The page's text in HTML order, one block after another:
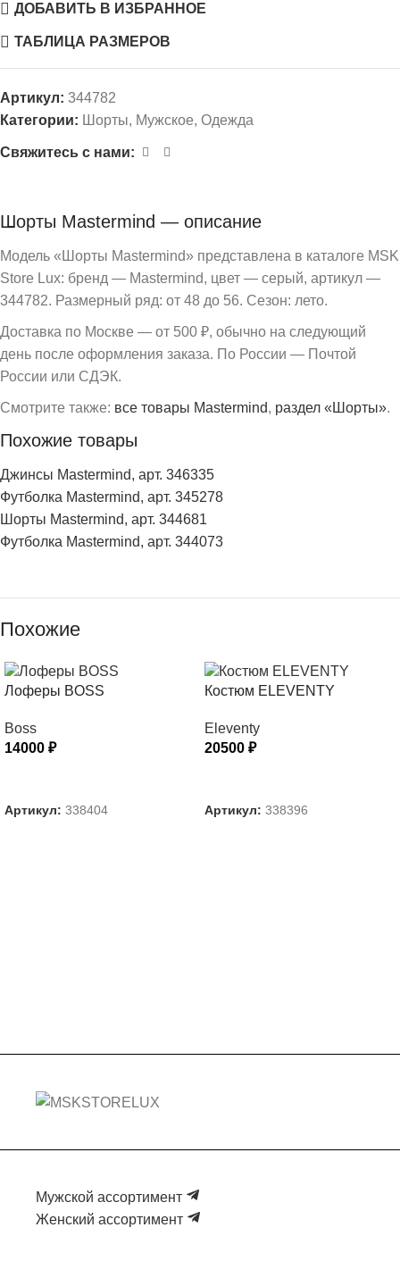
ДОБАВИТЬ В ИЗБРАННОЕ
ТАБЛИЦА РАЗМЕРОВ
Артикул: 344782
Категории: Шорты, Мужское, Одежда
Свяжитесь с нами:
Шорты Mastermind — описание
Модель «Шорты Mastermind» представлена в каталоге MSK
Store Lux: бренд — Mastermind, цвет — серый, артикул —
344782. Размерный ряд: от 48 до 56. Сезон: лето.
Доставка по Москве — от 500 ₽, обычно на следующий
день после оформления заказа. По России — Почтой
России или СДЭК.
Смотрите также: все товары Mastermind, раздел «Шорты».
Похожие товары
Джинсы Mastermind, арт. 346335
Футболка Mastermind, арт. 345278
Шорты Mastermind, арт. 344681
Футболка Mastermind, арт. 344073
Похожие
Лоферы BOSS
Boss
14000 ₽
Артикул: 338404
Костюм ELEVENTY
Eleventy
20500 ₽
Артикул: 338396
Мужской ассортимент
Женский ассортимент